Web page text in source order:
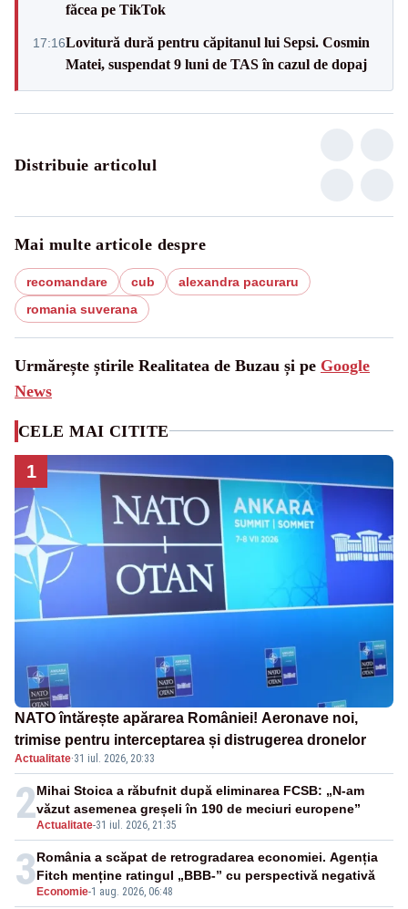
făcea pe TikTok
17:16Lovitură dură pentru căpitanul lui Sepsi. Cosmin
Matei, suspendat 9 luni de TAS în cazul de dopaj
Distribuie articolul
Mai multe articole despre
recomandare cub
alexandra pacuraru
romania suverana
Urmărește știrile Realitatea de Buzau și pe Google
News
CELE MAI CITITE
1
NATO întărește apărarea României! Aeronave noi,
trimise pentru interceptarea și distrugerea dronelor
Actualitate·31 iul. 2026, 20:33
2Actualitate-31 iul. 2026, 21:35
Mihai Stoica a răbufnit după eliminarea FCSB: „N-am
văzut asemenea greșeli în 190 de meciuri europene”
3 Economie-1 aug. 2026, 06:48
România a scăpat de retrogradarea economiei. Agenția
Fitch menține ratingul „BBB-” cu perspectivă negativă